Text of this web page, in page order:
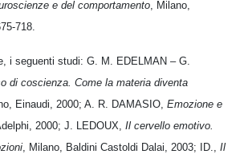
e del comportamento , Milano,
718.
i seguenti studi: G. M. EDELMAN – G.
di coscienza. Come la materia diventa
Einaudi, 2000; A. R. DAMASIO, Emozione e
2000; J. LEDOUX, Il cervello emotivo.
, Milano, Baldini Castoldi Dalai, 2003; ID., Il